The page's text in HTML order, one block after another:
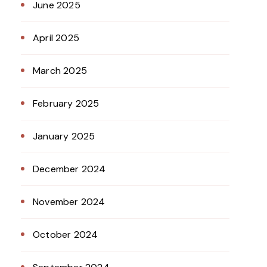
June 2025
April 2025
March 2025
February 2025
January 2025
December 2024
November 2024
October 2024